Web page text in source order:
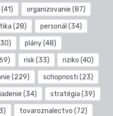
(41) organizovanie (87)
(28) personál (34)
plány(48)
risk(33) riziko (40)
(229) schopnosti (23)
(34) stratégia (39)
tovaroznalectvo (72)